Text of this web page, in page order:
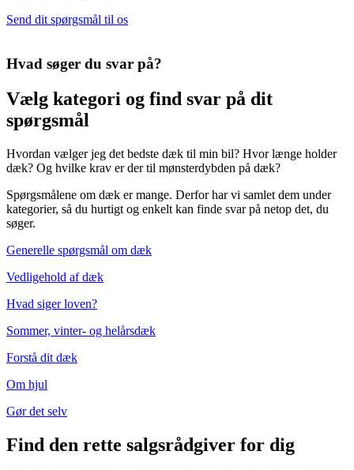
Send dit spørgsmål til os
Hvad søger du svar på?
Vælg kategori og find svar på dit
spørgsmål
Hvordan vælger jeg det bedste dæk til min bil? Hvor længe holder
dæk? Og hvilke krav er der til mønsterdybden på dæk?
Spørgsmålene om dæk er mange. Derfor har vi samlet dem under
kategorier, så du hurtigt og enkelt kan finde svar på netop det, du
søger.
Generelle spørgsmål om dæk
Vedligehold af dæk
Hvad siger loven?
Sommer, vinter- og helårsdæk
Forstå dit dæk
Om hjul
Gør det selv
Find den rette salgsrådgiver for dig